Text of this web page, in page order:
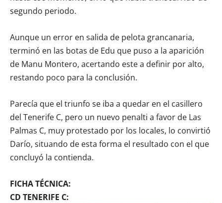
segundo periodo.
Aunque un error en salida de pelota grancanaria,
terminó en las botas de Edu que puso a la aparición
de Manu Montero, acertando este a definir por alto,
restando poco para la conclusión.
Parecía que el triunfo se iba a quedar en el casillero
del Tenerife C, pero un nuevo penalti a favor de Las
Palmas C, muy protestado por los locales, lo convirtió
Darío, situando de esta forma el resultado con el que
concluyó la contienda.
FICHA TÉCNICA:
CD TENERIFE C: